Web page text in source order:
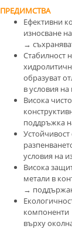
ПРЕДИМСТВА
Ефективни
износване
→
Стабилност
образуват
в условия
Висока
поддръжка
условия на
Висока
метали в
→
компоненти
върху